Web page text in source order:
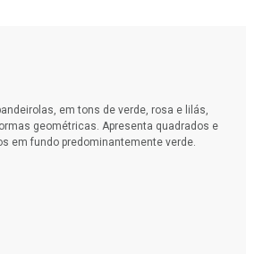
de itens
em tons de verde, rosa e lilás,
geométricas. Apresenta quadrados e
em fundo predominantemente verde.